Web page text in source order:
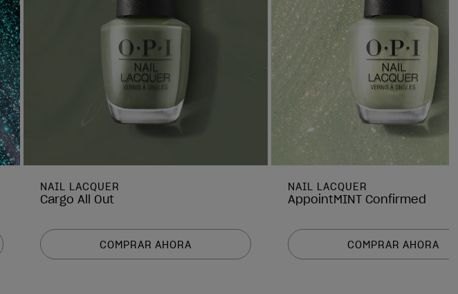
NAIL LACQUER
Cargo All Out
COMPRAR AHORA
NAIL LACQUER
AppointMINT Confirmed
COMPRAR AHORA